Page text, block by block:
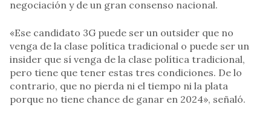
negociación y de un gran consenso nacional.
«Ese candidato 3G puede ser un outsider que no
venga de la clase política tradicional o puede ser un
insider que sí venga de la clase política tradicional,
pero tiene que tener estas tres condiciones. De lo
contrario, que no pierda ni el tiempo ni la plata
porque no tiene chance de ganar en 2024», señaló.